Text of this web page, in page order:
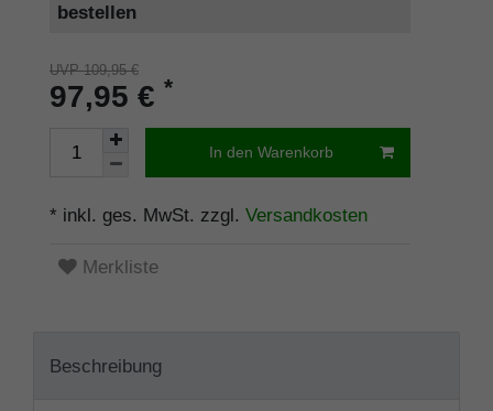
bestellen
UVP 109,95 €
97,95 € *
In den Warenkorb
* inkl. ges. MwSt. zzgl. Versandkosten
Merkliste
Beschreibung